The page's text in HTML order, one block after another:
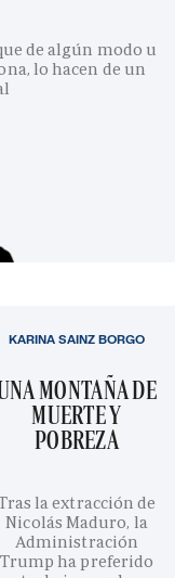
de algún modo u
lo hacen de un
MONTAÑA DE
MUERTE Y
POBREZA
la extracción de
Nicolás Maduro, la
Administración
Trump ha preferido
KARINA SAINZ BORGO